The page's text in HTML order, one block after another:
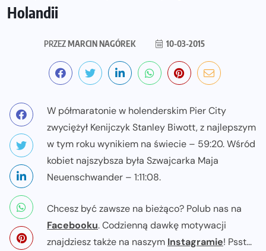
Holandii
PRZEZMARCIN NAGÓREK 10-03-2015
W półmaratonie w holenderskim Pier City
zwyciężył Kenijczyk Stanley Biwott, z najlepszym
w tym roku wynikiem na świecie – 59:20. Wśród
kobiet najszybsza była Szwajcarka Maja
Neuenschwander – 1:11:08.
Chcesz być zawsze na bieżąco? Polub nas na
Facebooku. Codzienną dawkę motywacji
znajdziesz także na naszym Instagramie! Psst...